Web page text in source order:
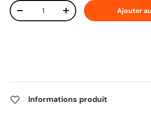
Qté
Diminuer la quantitéAugmenter la quantité
Ajouter
Informations produit